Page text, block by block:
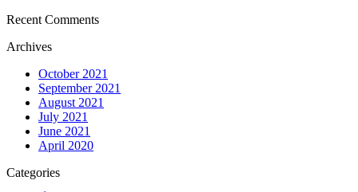
Recent Comments
Archives
October 2021
September 2021
August 2021
July 2021
June 2021
April 2020
Categories